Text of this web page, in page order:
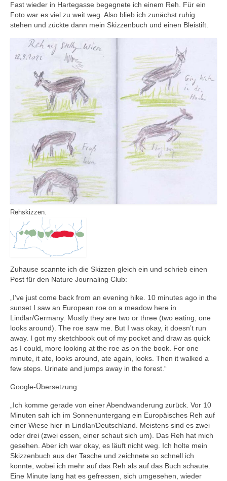
Fast wieder in Hartegasse begegnete ich einem Reh. Für ein
Foto war es viel zu weit weg. Also blieb ich zunächst ruhig
stehen und zückte dann mein Skizzenbuch und einen Bleistift.
Rehskizzen.
Zuhause scannte ich die Skizzen gleich ein und schrieb einen
Post für den Nature Journaling Club:
„I’ve just come back from an evening hike. 10 minutes ago in the
sunset I saw an European roe on a meadow here in
Lindlar/Germany. Mostly they are two or three (two eating, one
looks around). The roe saw me. But I was okay, it doesn’t run
away. I got my sketchbook out of my pocket and draw as quick
as I could, more looking at the roe as on the book. For one
minute, it ate, looks around, ate again, looks. Then it walked a
few steps. Urinate and jumps away in the forest.“
Google-Übersetzung:
„Ich komme gerade von einer Abendwanderung zurück. Vor 10
Minuten sah ich im Sonnenuntergang ein Europäisches Reh auf
einer Wiese hier in Lindlar/Deutschland. Meistens sind es zwei
oder drei (zwei essen, einer schaut sich um). Das Reh hat mich
gesehen. Aber ich war okay, es läuft nicht weg. Ich holte mein
Skizzenbuch aus der Tasche und zeichnete so schnell ich
konnte, wobei ich mehr auf das Reh als auf das Buch schaute.
Eine Minute lang hat es gefressen, sich umgesehen, wieder